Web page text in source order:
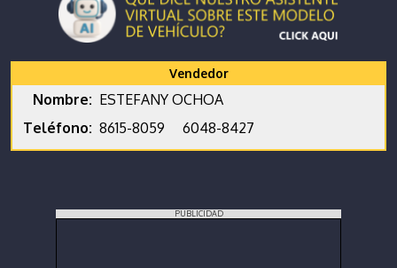
Vendedor
Nombre: ESTEFANY OCHOA
Teléfono: 8615-8059 6048-8427
PUBLICIDAD